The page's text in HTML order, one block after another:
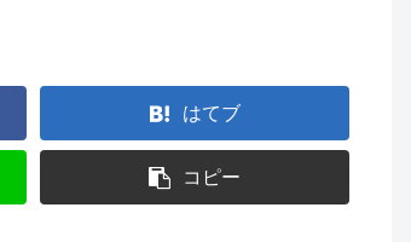
はてブ
コピー